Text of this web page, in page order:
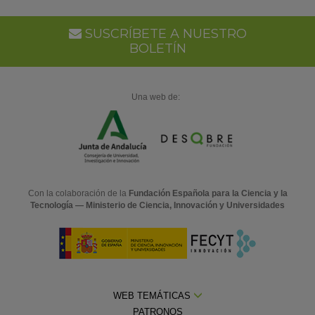
SUSCRÍBETE A NUESTRO
BOLETÍN
Una web de:
Con la colaboración de la Fundación Española para la Ciencia y la
Tecnología — Ministerio de Ciencia, Innovación y Universidades
WEB TEMÁTICAS
PATRONOS